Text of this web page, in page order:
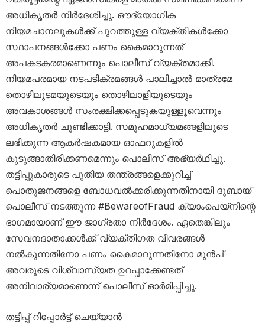
അധികൃതർ നിർദേശിച്ചു. ഔദ്യോഗിക
നിയമചാനലുകൾക്ക് പുറത്തുള്ള വ്യക്തികൾക്കോ
സ്ഥാപനങ്ങൾക്കോ പണം കൈമാറുന്നത്
അപകടകരമാണെന്നും പൊലീസ് വ്യക്തമാക്കി.
നിയമപരമായ നടപടിക്രമങ്ങൾ പാലിച്ചാൽ മാത്രമേ
തൊഴിലുടമയുടെയും തൊഴിലാളിയുടെയും
അവകാശങ്ങൾ സംരക്ഷിക്കപ്പെടുകയുള്ളൂവെന്നും
അധികൃതർ ചൂണ്ടിക്കാട്ടി. സമൂഹമാധ്യമങ്ങളിലൂടെ
ലഭിക്കുന്ന ആകർഷകമായ ഓഫറുകളിൽ
കുടുങ്ങാതിരിക്കണമെന്നും പൊലീസ് അഭ്യർഥിച്ചു.
തട്ടിപ്പുകാരുടെ പുതിയ തന്ത്രങ്ങളെക്കുറിച്ച്
പൊതുജനങ്ങളെ ബോധവൽക്കരിക്കുന്നതിനായി ദുബായ്
പൊലീസ് നടത്തുന്ന #BewareofFraud ക്യാംപെയ്നിന്റെ
ഭാഗമായാണ് ഈ ജാഗ്രതാ നിർദേശം. ഏതെങ്കിലും
സേവനദാതാക്കൾക്ക് വ്യക്തിഗത വിവരങ്ങൾ
നൽകുന്നതിനോ പണം കൈമാറുന്നതിനോ മുൻപ്
അവരുടെ വിശ്വാസ്യത ഉറപ്പാക്കേണ്ടത്
അനിവാര്യമാണെന്ന് പൊലീസ് ഓർമിപ്പിച്ചു.
തട്ടിപ്പ് റിപ്പോർട്ട് ചെയ്യാൻ